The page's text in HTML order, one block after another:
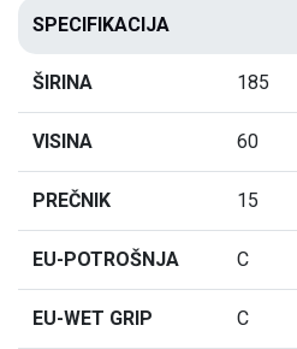
SPECIFIKACIJA
ŠIRINA 185
VISINA 60
PREČNIK 15
EU-POTROŠNJA C
EU-WET GRIP C